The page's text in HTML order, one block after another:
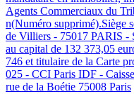
Agents Commerciaux du
n(Numéro supprimé).Siège
de Villiers - 75017 PARIS -
au capital de 132 373,05
746 et titulaire de la Carte
025 - CCI Paris IDF -
rue de la Boétie 75008 Paris